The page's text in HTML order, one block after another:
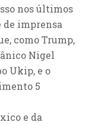
nos últimos
de imprensa
como Trump,
Nigel
Ukip, e o
5
e da